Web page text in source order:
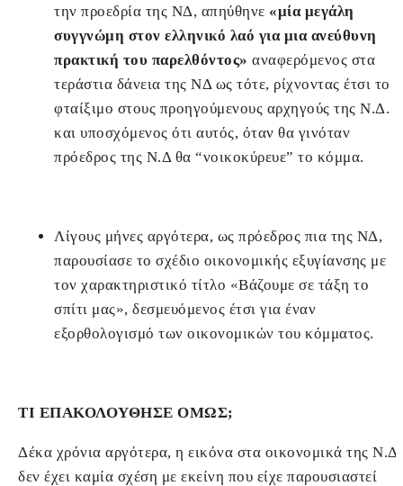
την προεδρία της ΝΔ, απηύθηνε «μία μεγάλη
συγγνώμη στον ελληνικό λαό για μια ανεύθυνη
πρακτική του παρελθόντος» αναφερόμενος στα
τεράστια δάνεια της ΝΔ ως τότε, ρίχνοντας έτσι το
φταίξιμο στους προηγούμενους αρχηγούς της Ν.Δ.
και υποσχόμενος ότι αυτός, όταν θα γινόταν
πρόεδρος της Ν.Δ θα “νοικοκύρευε” το κόμμα.
Λίγους μήνες αργότερα, ως πρόεδρος πια της ΝΔ,
παρουσίασε το σχέδιο οικονομικής εξυγίανσης με
τον χαρακτηριστικό τίτλο «Βάζουμε σε τάξη το
σπίτι μας», δεσμευόμενος έτσι για έναν
εξορθολογισμό των οικονομικών του κόμματος.
ΤΙ ΕΠΑΚΟΛΟΥΘΗΣΕ ΟΜΩΣ;
Δέκα χρόνια αργότερα, η εικόνα στα οικονομικά της Ν.Δ
δεν έχει καμία σχέση με εκείνη που είχε παρουσιαστεί